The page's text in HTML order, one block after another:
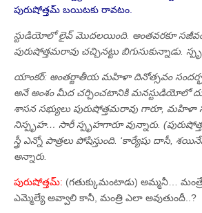
పురుషోత్తమ్‌ బయిటకు రావటం.
స్టుడియోలో లైవ్‌ మొదలయింది. అంతవరకూ
పురుషోత్తమరావు చచ్చినట్టు బిగుసుకున్నాడు.
యాంకర్‌: అంతర్జాతీయ మహిళా దినోత్సవం సందర్భంగా
అనే అంశం మీద చర్చించటానికి మనస్టుడియోలో
శాసన సభ్యులు పురుషోత్తమరావు గారూ,
నిస్పృహ… సారీ స్పృహగారూ వున్నారు.
స్త్రీ ఎన్నో పాత్రలు పోషిస్తుంది. ‘కార్యేషు దాసీ,
అన్నారు.
పురుషోత్తమ్‌: (గతుక్కుమంటాడు) అమ్మనీ…
ఎమ్మెల్యే అవ్వాలి కానీ, మంత్రి ఎలా అవుతుందీ..?